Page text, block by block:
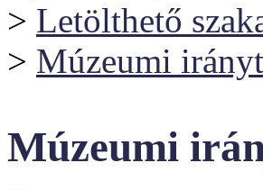
> Letölthető
> Múzeumi
Múzeumi